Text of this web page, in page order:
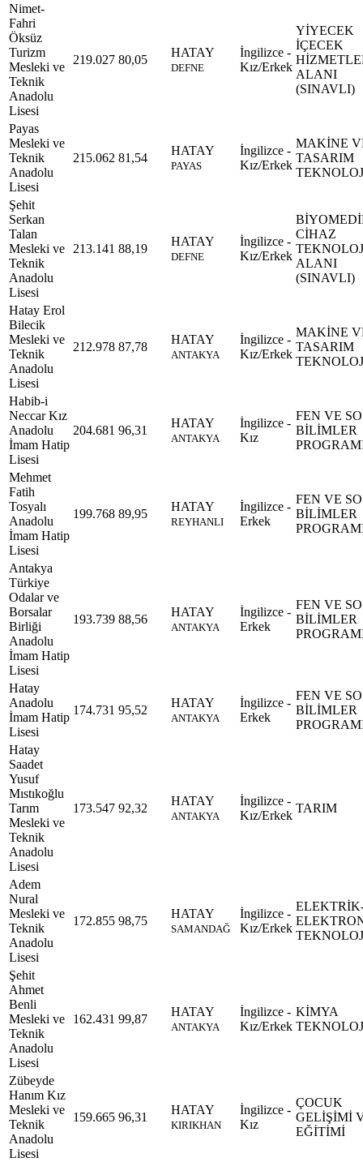
Nimet-
Fahri
Öksüz
Turizm
Mesleki ve
Teknik
Anadolu
Lisesi
219.027 80,05
HATAY
DEFNE
İngilizce -
Kız/Erkek
YİYECEK
İÇECEK
ALANI
(SINAVLI)
Payas
Mesleki ve
Teknik
Anadolu
Lisesi
215.062 81,54
HATAY
PAYAS
İngilizce -
Kız/Erkek
MAKİNE
TASARIM
Şehit
Serkan
Talan
Mesleki ve
Teknik
Anadolu
Lisesi
213.141 88,19
HATAY
DEFNE
İngilizce -
Kız/Erkek
CİHAZ
ALANI
(SINAVLI)
Hatay Erol
Bilecik
Mesleki ve
Teknik
Anadolu
Lisesi
212.978 87,78
HATAY
ANTAKYA
İngilizce -
Kız/Erkek
MAKİNE
TASARIM
Habib-i
Neccar Kız
Anadolu
İmam Hatip
Lisesi
204.681 96,31
HATAY
ANTAKYA
İngilizce -
Kız
FEN VE
BİLİMLER
Mehmet
Fatih
Tosyalı
Anadolu
İmam Hatip
Lisesi
199.768 89,95
HATAY
REYHANLI
İngilizce -
Erkek
FEN VE
BİLİMLER
Antakya
Türkiye
Odalar ve
Borsalar
Birliği
Anadolu
İmam Hatip
Lisesi
193.739 88,56
HATAY
ANTAKYA
İngilizce -
Erkek
FEN VE
BİLİMLER
Hatay
Anadolu
İmam Hatip
Lisesi
174.731 95,52
HATAY
ANTAKYA
İngilizce -
Erkek
FEN VE
BİLİMLER
Hatay
Saadet
Yusuf
Mıstıkoğlu
Tarım
Mesleki ve
Teknik
Anadolu
Lisesi
173.547 92,32
HATAY
ANTAKYA
İngilizce -
Kız/Erkek
TARIM
Adem
Nural
Mesleki ve
Teknik
Anadolu
Lisesi
172.855 98,75
HATAY
SAMANDAĞ
İngilizce -
Kız/Erkek
Şehit
Ahmet
Benli
Mesleki ve
Teknik
Anadolu
Lisesi
162.431 99,87
HATAY
ANTAKYA
İngilizce -
Kız/Erkek
KİMYA
Zübeyde
Hanım Kız
Mesleki ve
Teknik
Anadolu
Lisesi
159.665 96,31
HATAY
KIRIKHAN
İngilizce -
Kız
ÇOCUK
GELİŞİMİ
EĞİTİMİ